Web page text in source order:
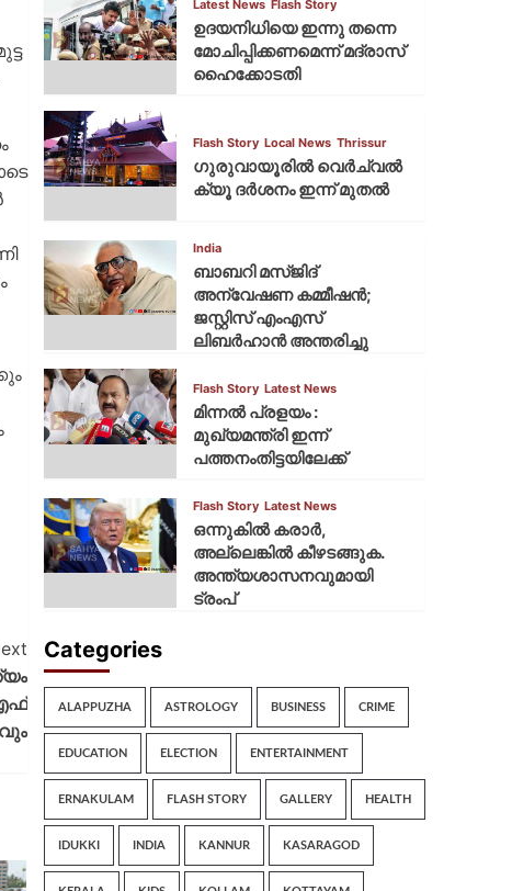
Latest News Flash Story
ഉദയനിധിയെ ഇന്നു തന്നെ
മോചിപ്പിക്കണമെന്ന് മദ്രാസ്
ഹൈക്കോടതി
Flash Story Local News Thrissur
ഗുരുവായൂരില്‍ വെര്‍ച്വല്‍
ക്യൂ ദര്‍ശനം ഇന്ന് മുതല്‍
India
ബാബറി മസ്ജിദ്
അന്വേഷണ കമ്മീഷന്‍;
ജസ്റ്റിസ് എംഎസ്
ലിബര്‍ഹാന്‍ അന്തരിച്ചു
Flash Story Latest News
മിന്നല്‍ പ്രളയം :
മുഖ്യമന്ത്രി ഇന്ന്
പത്തനംതിട്ടയിലേക്ക്
Flash Story Latest News
ഒന്നുകില്‍ കരാര്‍,
അല്ലെങ്കില്‍ കീഴടങ്ങുക.
അന്ത്യശാസനവുമായി
ട്രംപ്
Categories
ALAPPUZHA ASTROLOGY BUSINESS CRIME
EDUCATION ELECTION ENTERTAINMENT
ERNAKULAM FLASH STORY GALLERY HEALTH
IDUKKI INDIA KANNUR KASARAGOD